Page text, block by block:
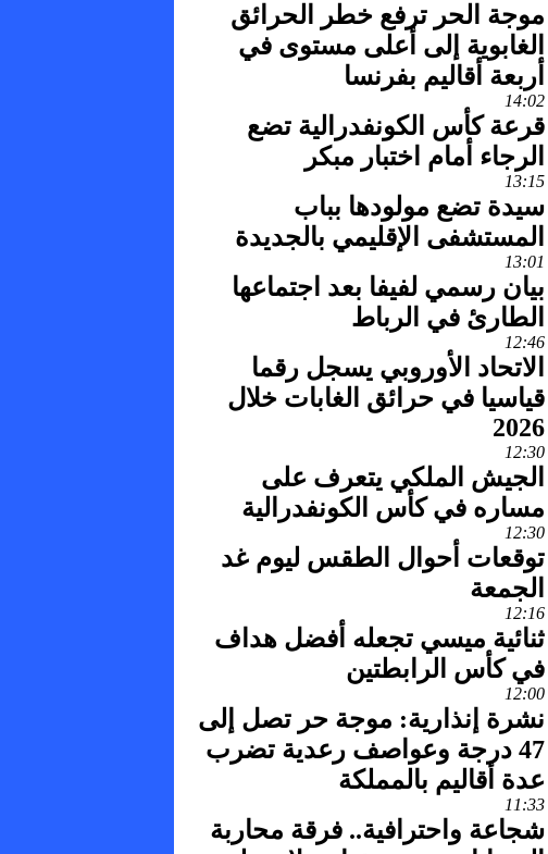
موجة الحر ترفع خطر الحرائق
الغابوية إلى أعلى مستوى في
أربعة أقاليم بفرنسا
14:02
قرعة كأس الكونفدرالية تضع
الرجاء أمام اختبار مبكر
13:15
سيدة تضع مولودها بباب
المستشفى الإقليمي بالجديدة
13:01
بيان رسمي لفيفا بعد اجتماعها
الطارئ في الرباط
12:46
الاتحاد الأوروبي يسجل رقما
قياسيا في حرائق الغابات خلال
2026
12:30
الجيش الملكي يتعرف على
مساره في كأس الكونفدرالية
12:30
توقعات أحوال الطقس ليوم غد
الجمعة
12:16
ثنائية ميسي تجعله أفضل هداف
في كأس الرابطتين
12:00
نشرة إنذارية: موجة حر تصل إلى
47 درجة وعواصف رعدية تضرب
عدة أقاليم بالمملكة
11:33
شجاعة واحترافية.. فرقة محاربة